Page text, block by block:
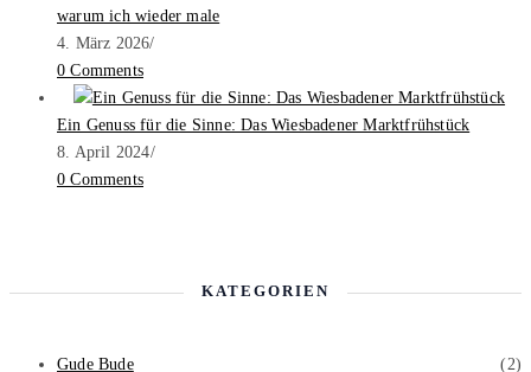
warum ich wieder male
4. März 2026/
0 Comments
Ein Genuss für die Sinne: Das Wiesbadener Marktfrühstück
8. April 2024/
0 Comments
KATEGORIEN
Gude Bude (2)